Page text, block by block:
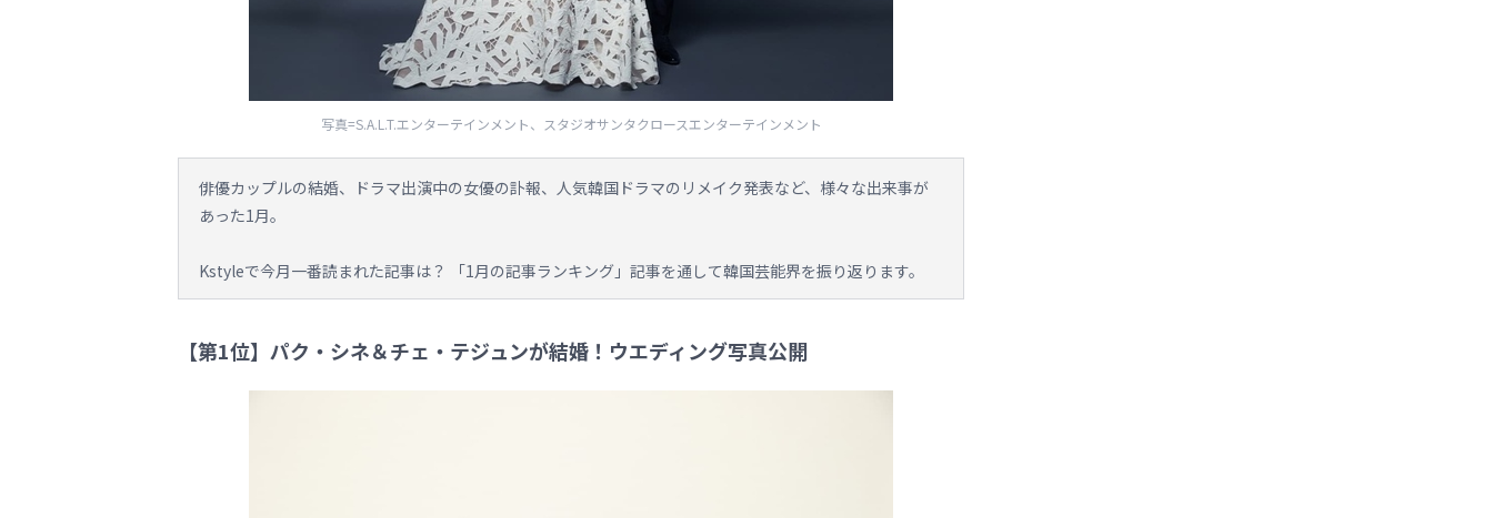
写真=S.A.L.T.エンターテインメント、スタジオサンタクロースエンターテインメント
俳優カップルの結婚、ドラマ出演中の女優の訃報、人気韓国ドラマのリメイク発表など、様々な出来事が
あった1月。
Kstyleで今月一番読まれた記事は？ 「1月の記事ランキング」記事を通して韓国芸能界を振り返ります。
【第1位】パク・シネ＆チェ・テジュンが結婚！ウエディング写真公開